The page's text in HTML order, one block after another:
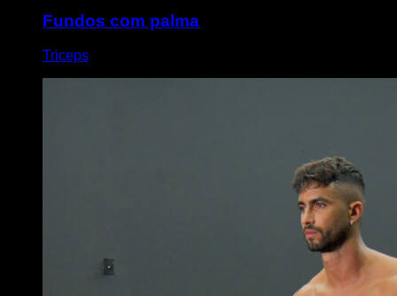
Fundos com palma
Triceps